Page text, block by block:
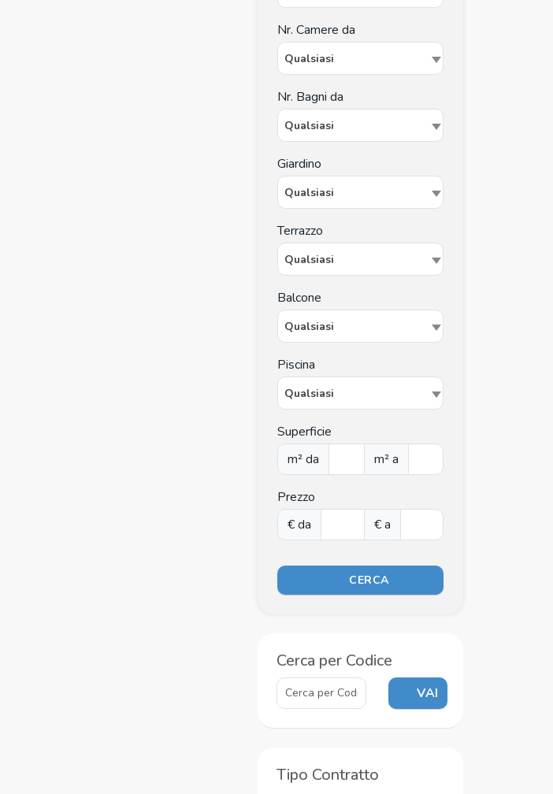
Nr. Camere da
Qualsiasi
Nr. Bagni da
Qualsiasi
Giardino
Qualsiasi
Terrazzo
Qualsiasi
Balcone
Qualsiasi
Piscina
Qualsiasi
Superficie
m² da
m² a
Prezzo
€ da
€ a
CERCA
Cerca per Codice
VAI
Tipo Contratto